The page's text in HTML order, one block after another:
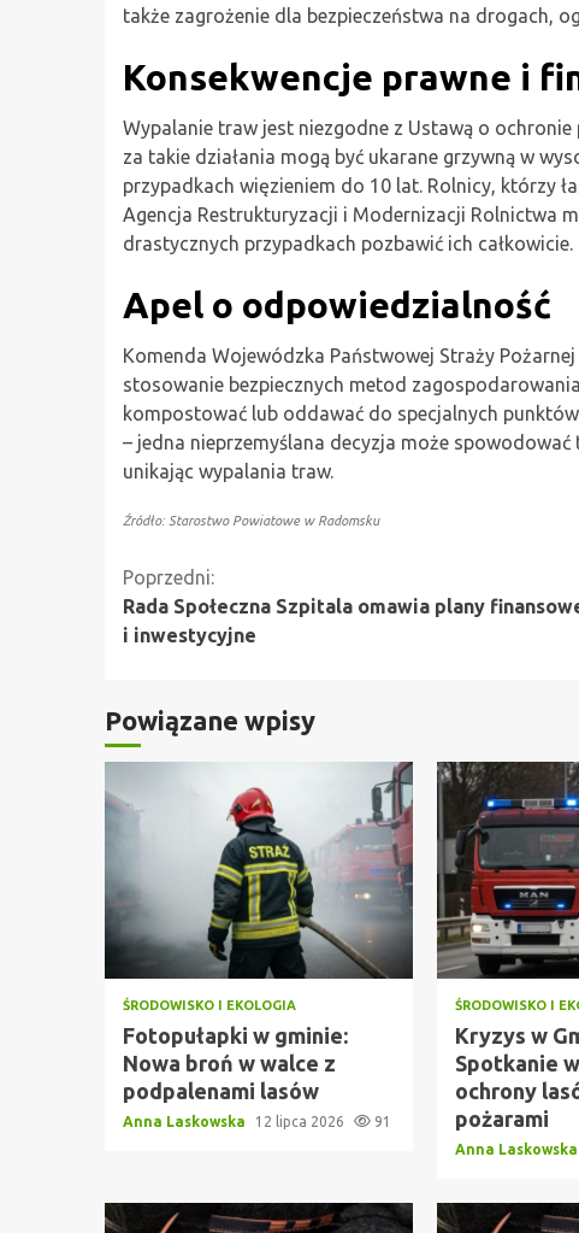
także zagrożenie dla bezpieczeństwa na drogach,
Konsekwencje prawne i
Wypalanie traw jest niezgodne z Ustawą o
za takie działania mogą być ukarane grzywną w
przypadkach więzieniem do 10 lat. Rolnicy, którzy
Agencja Restrukturyzacji i Modernizacji Rolnictwa
drastycznych przypadkach pozbawić ich całkowicie.
Apel o odpowiedzialność
Komenda Wojewódzka Państwowej Straży
stosowanie bezpiecznych metod
kompostować lub oddawać do specjalnych
– jedna nieprzemyślana decyzja może
unikając wypalania traw.
Źródło: Starostwo Powiatowe w Radomsku
Kontynuuj
czytanie
Poprzedni:
Rada Społeczna Szpitala omawia plany
i inwestycyjne
Powiązane wpisy
ŚRODOWISKO I EKOLOGIA
Fotopułapki w gminie:
Nowa broń w walce z
podpalenami lasów
Anna Laskowska 12 lipca 2026 91
ŚRODOWISKO I
Kryzys w
Spotkanie
ochrony
pożarami
Anna Laskowska